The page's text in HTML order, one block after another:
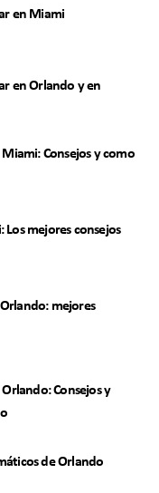
en Miami
en Orlando y en
Consejos y como
mejores consejos
mejores
Consejos y
de Orlando